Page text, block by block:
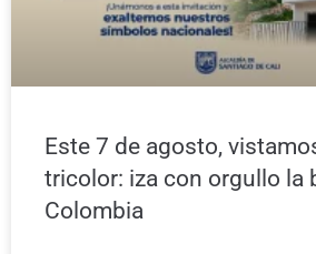
Este 7 de agosto,
tricolor: iza con orgullo la
Colombia